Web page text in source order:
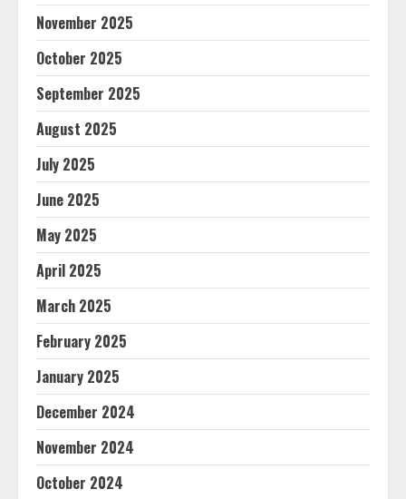
November 2025
October 2025
September 2025
August 2025
July 2025
June 2025
May 2025
April 2025
March 2025
February 2025
January 2025
December 2024
November 2024
October 2024